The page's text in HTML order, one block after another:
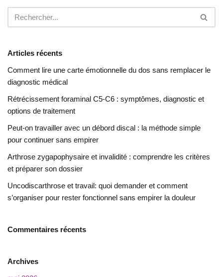
Articles récents
Comment lire une carte émotionnelle du dos sans remplacer le
diagnostic médical
Rétrécissement foraminal C5-C6 : symptômes, diagnostic et
options de traitement
Peut-on travailler avec un débord discal : la méthode simple
pour continuer sans empirer
Arthrose zygapophysaire et invalidité : comprendre les critères
et préparer son dossier
Uncodiscarthrose et travail: quoi demander et comment
s’organiser pour rester fonctionnel sans empirer la douleur
Commentaires récents
Archives